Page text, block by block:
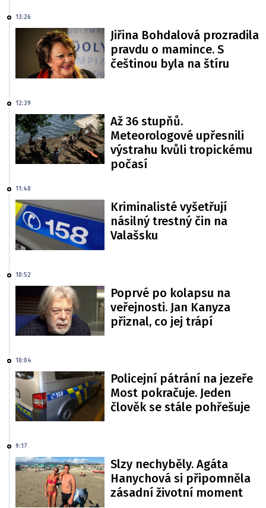
13:26
Jiřina Bohdalová prozradila
pravdu o mamince. S
češtinou byla na štíru
12:39
Až 36 stupňů.
Meteorologové upřesnili
výstrahu kvůli tropickému
počasí
11:40
Kriminalisté vyšetřují
násilný trestný čin na
Valašsku
10:52
Poprvé po kolapsu na
veřejnosti. Jan Kanyza
přiznal, co jej trápí
10:04
Policejní pátrání na jezeře
Most pokračuje. Jeden
člověk se stále pohřešuje
9:17
Slzy nechyběly. Agáta
Hanychová si připomněla
zásadní životní moment